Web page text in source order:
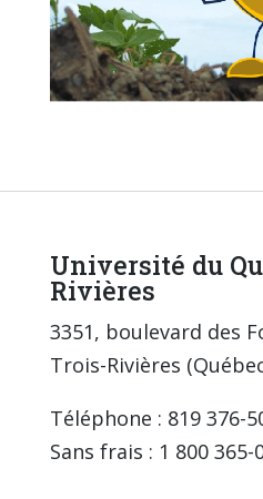
Université du
Rivières
3351, boulevard des
Trois-Rivières
Téléphone : 819 376-
Sans frais : 1 800 365-